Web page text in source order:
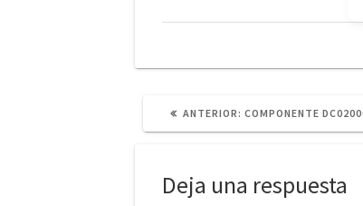
ANTERIOR: POST
COMPONENTE
Deja una respuesta